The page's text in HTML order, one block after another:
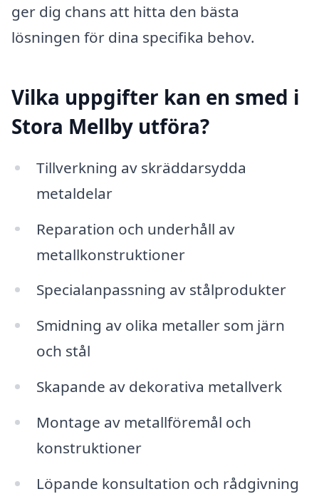
ger dig chans att hitta den bästa
lösningen för dina specifika behov.
Vilka uppgifter kan en smed i
Stora Mellby utföra?
Tillverkning av skräddarsydda
metaldelar
Reparation och underhåll av
metallkonstruktioner
Specialanpassning av stålprodukter
Smidning av olika metaller som järn
och stål
Skapande av dekorativa metallverk
Montage av metallföremål och
konstruktioner
Löpande konsultation och rådgivning